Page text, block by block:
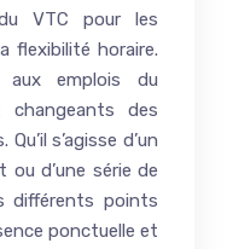
VTC pour les
flexibilité horaire.
aux emplois du
des
s’agisse d’un
ou d’une série de
différents points
ponctuelle et